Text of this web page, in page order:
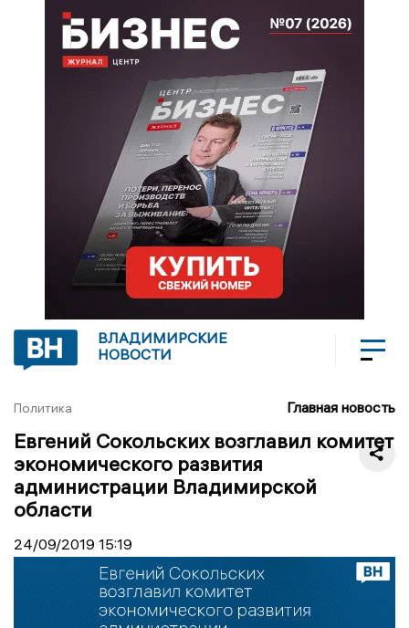
ВЛАДИМИРСКИЕ
НОВОСТИ
Политика Главная новость
Евгений Сокольских возглавил комитет
экономического развития
администрации Владимирской
области
24/09/2019 15:19